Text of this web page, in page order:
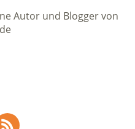
Autor und Blogger von